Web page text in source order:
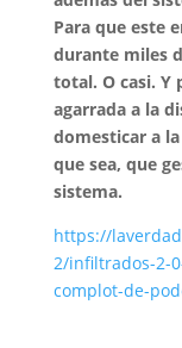
Para que este
durante miles
total. O casi. Y
agarrada a la
domesticar a
que sea, que
sistema.
https://
2/infiltrados-2-
complot-de-